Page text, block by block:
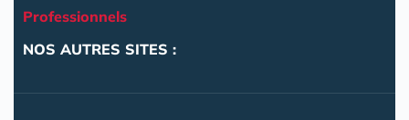
Professionnels
NOS AUTRES SITES :